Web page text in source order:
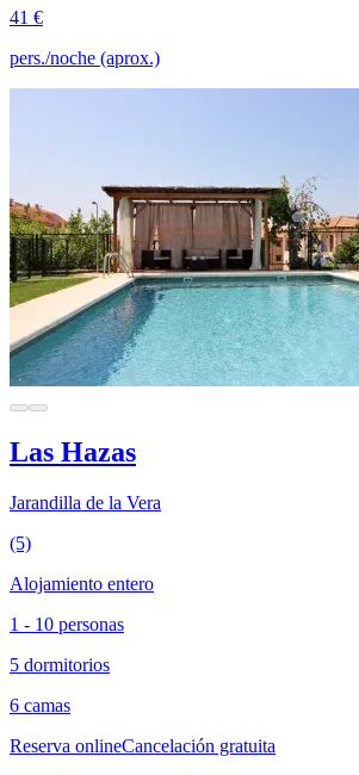
41 €
pers./noche (aprox.)
Las Hazas
Jarandilla de la Vera
(5)
Alojamiento entero
1 - 10 personas
5 dormitorios
6 camas
Reserva onlineCancelación gratuita